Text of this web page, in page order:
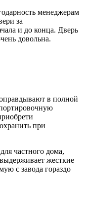
менеджерам
за
и до конца. Дверь
довольна.
в полной
при
частного дома,
жесткие
с завода гораздо